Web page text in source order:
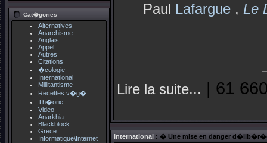
Cat�gories
Alternatives
Anarchisme
Anglais
Appel
Autres
Citations
�cologie
International
Millitantisme
Recettes v�g�
Th�orie
Video
Anarkhia
Blackblock
Grece
Informatique\Internet
Paul Lafargue , Le
Lire la suite... | 61
International : � Une mise en danger